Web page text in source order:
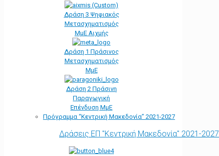
Δράση 3 Ψηφιακός
Μετασχηματισμός
ΜμΕ Αιχμής
Δράση 1 Πράσινος
Μετασχηματισμός
ΜμΕ
Δράση 2 Πράσινη
Παραγωγική
Επένδυση ΜμΕ
Πρόγραμμα “Κεντρική Μακεδονία” 2021-2027
Δράσεις ΕΠ "Κεντρική Μακεδονία" 2021-2027